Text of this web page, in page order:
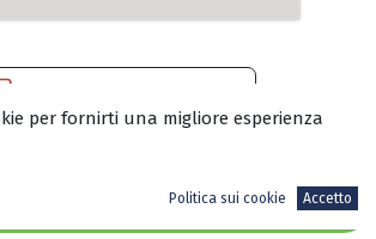
Aggiungi al carrello
per fornirti una migliore esperienza
Politica sui cookie Accetto